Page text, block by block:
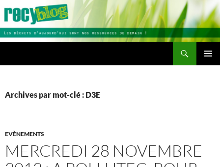
Aller
contenu
Archives par mot-clé : D3E
EVÈNEMENTS
MERCREDI 28 NOVEMBRE